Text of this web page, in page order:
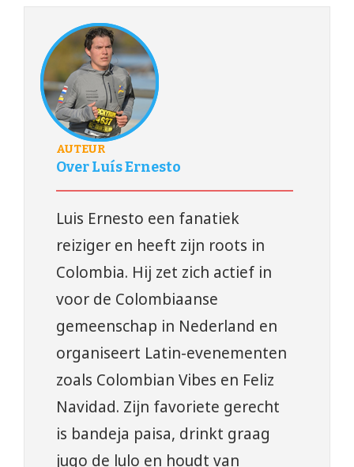
AUTEUR
Over Luís Ernesto
Luis Ernesto een fanatiek
reiziger en heeft zijn roots in
Colombia. Hij zet zich actief in
voor de Colombiaanse
gemeenschap in Nederland en
organiseert Latin-evenementen
zoals Colombian Vibes en Feliz
Navidad. Zijn favoriete gerecht
is bandeja paisa, drinkt graag
jugo de lulo en houdt van